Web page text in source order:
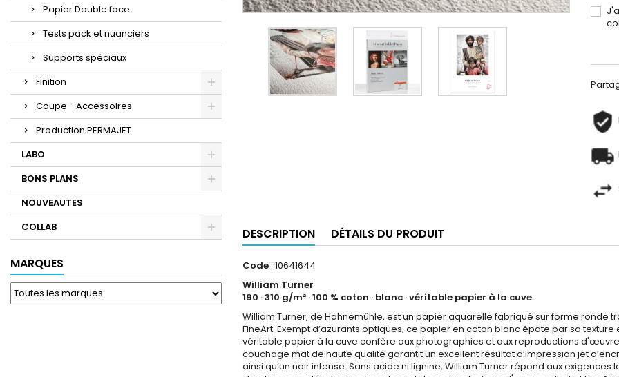
Papier Double face
Tests pack et nuanciers
Supports spéciaux
Finition
Coupe - Accessoires
Production PERMAJET
LABO
BONS PLANS
NOUVEAUTES
COLLAB
MARQUES
DESCRIPTION DÉTAILS DU PRODUIT
Code : 10641644
William Turner
190 · 310 g/m² · 100 % coton · blanc · véritable papier à la cuve
William Turner, de Hahnemühle, est un papier aquarelle fabriqué sur forme
FineArt. Exempt d’azurants optiques, ce papier en coton blanc épate par sa
véritable papier à la cuve confère aux photographies et aux reproductions
couchage mat de haute qualité garantit un excellent résultat d’impression jet
ainsi qu’un noir intense. Sans acide ni lignine, William Turner répond aux